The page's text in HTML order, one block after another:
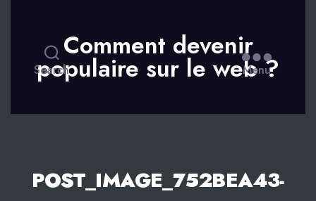
Search
Comment devenir
populaire sur le web ?
Menu
POST_IMAGE_752BEA43-